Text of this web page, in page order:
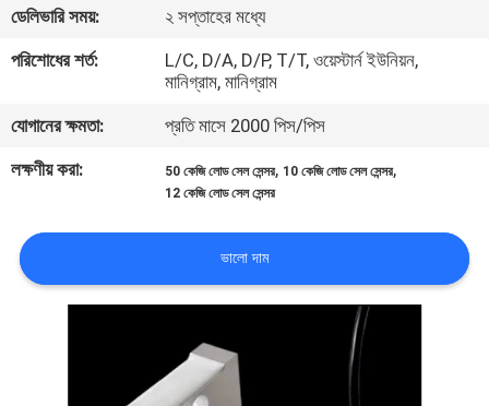
মান
নিয়ন্ত্রণ
যোগাযোগ
করুন
উদ্ধৃতির
জন্য
আবেদন
ডেলিভারি সময়:
২ সপ্তাহের মধ্যে
পরিশোধের শর্ত:
L/C, D/A, D/P, T/T, ওয়েস্টার্ন ইউনিয়ন,
মানিগ্রাম, মানিগ্রাম
যোগানের ক্ষমতা:
প্রতি মাসে 2000 পিস/পিস
লক্ষণীয় করা:
50 কেজি লোড সেল সেন্সর, 10 কেজি লোড সেল সেন্সর,
12 কেজি লোড সেল সেন্সর
ভালো দাম